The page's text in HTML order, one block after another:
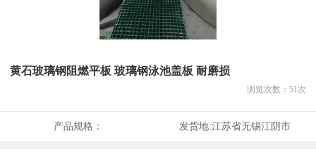
黄石玻璃钢阻燃平板 玻璃钢泳池盖板 耐磨损
浏览次数： 51次
产品规格： 发货地:江苏省无锡江阴市